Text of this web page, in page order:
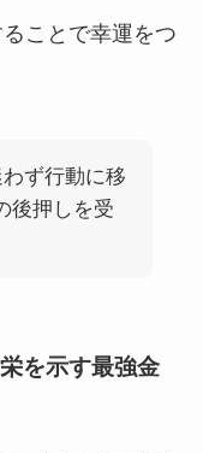
ことで幸運をつ
ず行動に移
後押しを受
を示す最強金